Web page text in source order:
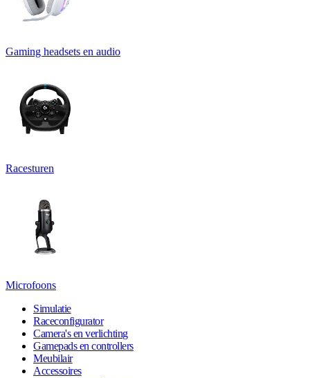
Gaming headsets en audio
Racesturen
Microfoons
Simulatie
Raceconfigurator
Camera's en verlichting
Gamepads en controllers
Meubilair
Accessoires